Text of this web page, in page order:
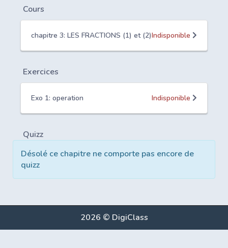
Cours
chapitre 3: LES FRACTIONS (1) et (2)Indisponible
Exercices
Exo 1: operation Indisponible
Quizz
Désolé ce chapitre ne comporte pas encore de
quizz
2026 © DigiClass